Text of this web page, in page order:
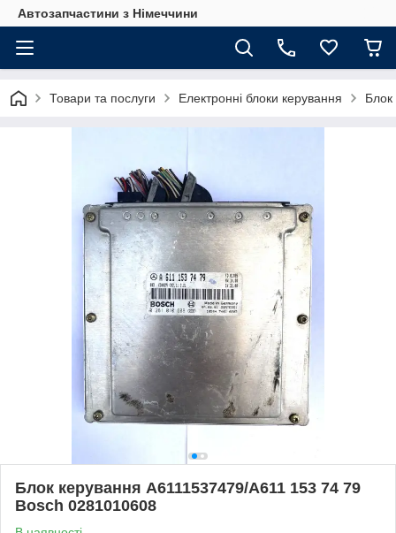
Автозапчастини з Німеччини
Товари та послуги Електронні блоки керування
Блок керування A6111537479/A611 153 74 79
Bosch 0281010608